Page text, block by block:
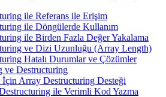
ile Referans ile Erişim
ile Döngülerde Kullanım
ile Birden Fazla Değer Yakalama
ve Dizi Uzunluğu (Array Length)
Hatalı Durumlar ve Çözümler
ve Destructuring
İçin Array Destructuring Desteği
ile Verimli Kod Yazma